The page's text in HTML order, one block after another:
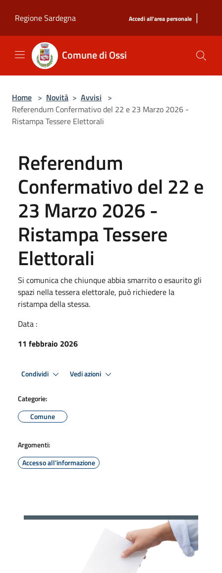
Regione Sardegna
Accedi all'area personale |
Comune di Ossi
Home > Novità > Avvisi >
Referendum Confermativo del 22 e 23 Marzo 2026 -
Ristampa Tessere Elettorali
Referendum
Confermativo del 22 e
23 Marzo 2026 -
Ristampa Tessere
Elettorali
Si comunica che chiunque abbia smarrito o esaurito gli
spazi nella tessera elettorale, può richiedere la
ristampa della stessa.
Data :
11 febbraio 2026
Condividi Vedi azioni
Categorie:
Comune
Argomenti:
Accesso all'informazione